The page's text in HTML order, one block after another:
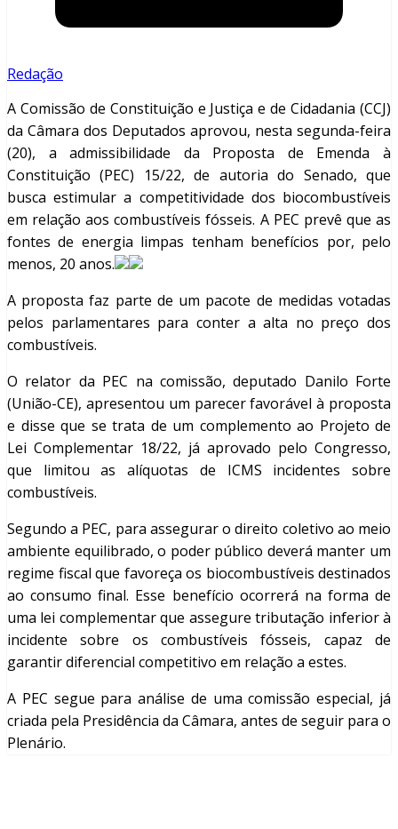
Redação
A Comissão de Constituição e Justiça e de Cidadania (CCJ)
da Câmara dos Deputados aprovou, nesta segunda-feira
(20), a admissibilidade da Proposta de Emenda à
Constituição (PEC) 15/22, de autoria do Senado, que
busca estimular a competitividade dos biocombustíveis
em relação aos combustíveis fósseis. A PEC prevê que as
fontes de energia limpas tenham benefícios por, pelo
menos, 20 anos.
A proposta faz parte de um pacote de medidas votadas
pelos parlamentares para conter a alta no preço dos
combustíveis.
O relator da PEC na comissão, deputado Danilo Forte
(União-CE), apresentou um parecer favorável à proposta
e disse que se trata de um complemento ao Projeto de
Lei Complementar 18/22, já aprovado pelo Congresso,
que limitou as alíquotas de ICMS incidentes sobre
combustíveis.
Segundo a PEC, para assegurar o direito coletivo ao meio
ambiente equilibrado, o poder público deverá manter um
regime fiscal que favoreça os biocombustíveis destinados
ao consumo final. Esse benefício ocorrerá na forma de
uma lei complementar que assegure tributação inferior à
incidente sobre os combustíveis fósseis, capaz de
garantir diferencial competitivo em relação a estes.
A PEC segue para análise de uma comissão especial, já
criada pela Presidência da Câmara, antes de seguir para o
Plenário.